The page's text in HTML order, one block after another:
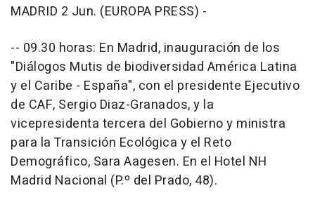
MADRID 2 Jun. (EUROPA PRESS) -
-- 09.30 horas: En Madrid, inauguración de los
"Diálogos Mutis de biodiversidad América Latina
y el Caribe - España", con el presidente Ejecutivo
de CAF, Sergio Diaz-Granados, y la
vicepresidenta tercera del Gobierno y ministra
para la Transición Ecológica y el Reto
Demográfico, Sara Aagesen. En el Hotel NH
Madrid Nacional (P.º del Prado, 48).